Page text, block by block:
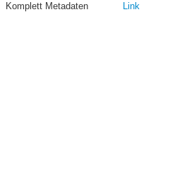
Komplett Metadaten Link